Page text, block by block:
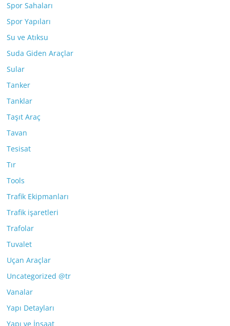
Spor Sahaları
Spor Yapıları
Su ve Atıksu
Suda Giden Araçlar
Sular
Tanker
Tanklar
Taşıt Araç
Tavan
Tesisat
Tır
Tools
Trafik Ekipmanları
Trafik işaretleri
Trafolar
Tuvalet
Uçan Araçlar
Uncategorized @tr
Vanalar
Yapı Detayları
Yapı ve İnşaat